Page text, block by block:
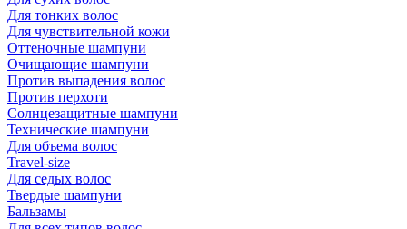
Для тонких волос
Для чувствительной кожи
Оттеночные шампуни
Очищающие шампуни
Против выпадения волос
Против перхоти
Солнцезащитные шампуни
Технические шампуни
Для объема волос
Travel-size
Для седых волос
Твердые шампуни
Бальзамы